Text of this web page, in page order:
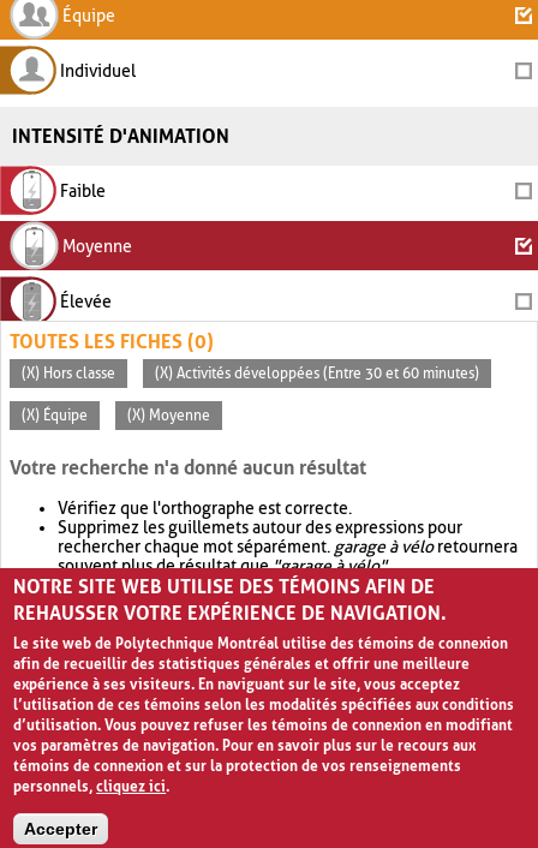
Équipe
Individuel
INTENSITÉ D'ANIMATION
Faible
Moyenne
Élevée
TOUTES LES FICHES (0)
(X) Hors classe (X) Activités développées (Entre 30 et 60 minutes)
(X) Équipe (X) Moyenne
Votre recherche n'a donné aucun résultat
Vérifiez que l'orthographe est correcte.
Supprimez les guillemets autour des expressions pour
rechercher chaque mot séparément. garage à véloretournera
souvent plus de résultat que"garage à vélo".
Envisagez d'élargir votre recherche avec OR.garage OR vélo
retournera souvent plus de résultat quegarage à vélo
NOTRE SITE WEB UTILISE DES TÉMOINS AFIN DE
REHAUSSER VOTRE EXPÉRIENCE DE NAVIGATION.
Le site web de Polytechnique Montréal utilise des témoins de connexion
afin de recueillir des statistiques générales et offrir une meilleure
expérience à ses visiteurs. En naviguant sur le site, vous acceptez
l’utilisation de ces témoins selon les modalités spécifiées aux conditions
d’utilisation. Vous pouvez refuser les témoins de connexion en modifiant
vos paramètres de navigation. Pour en savoir plus sur le recours aux
témoins de connexion et sur la protection de vos renseignements
personnels,cliquez ici.
Accepter